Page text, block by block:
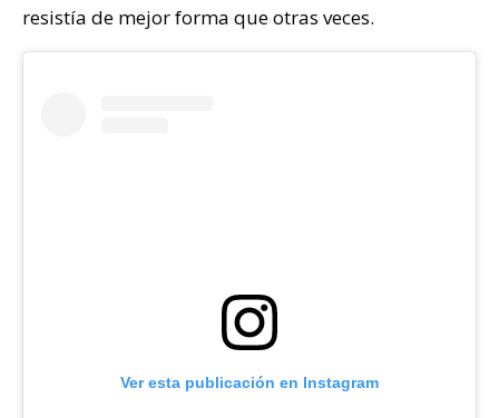
resistía de mejor forma que otras veces.
Ver esta publicación en Instagram